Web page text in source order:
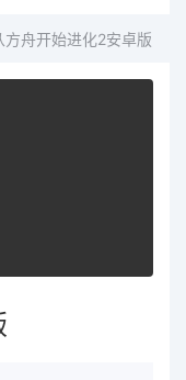
方舟开始进化2安卓版